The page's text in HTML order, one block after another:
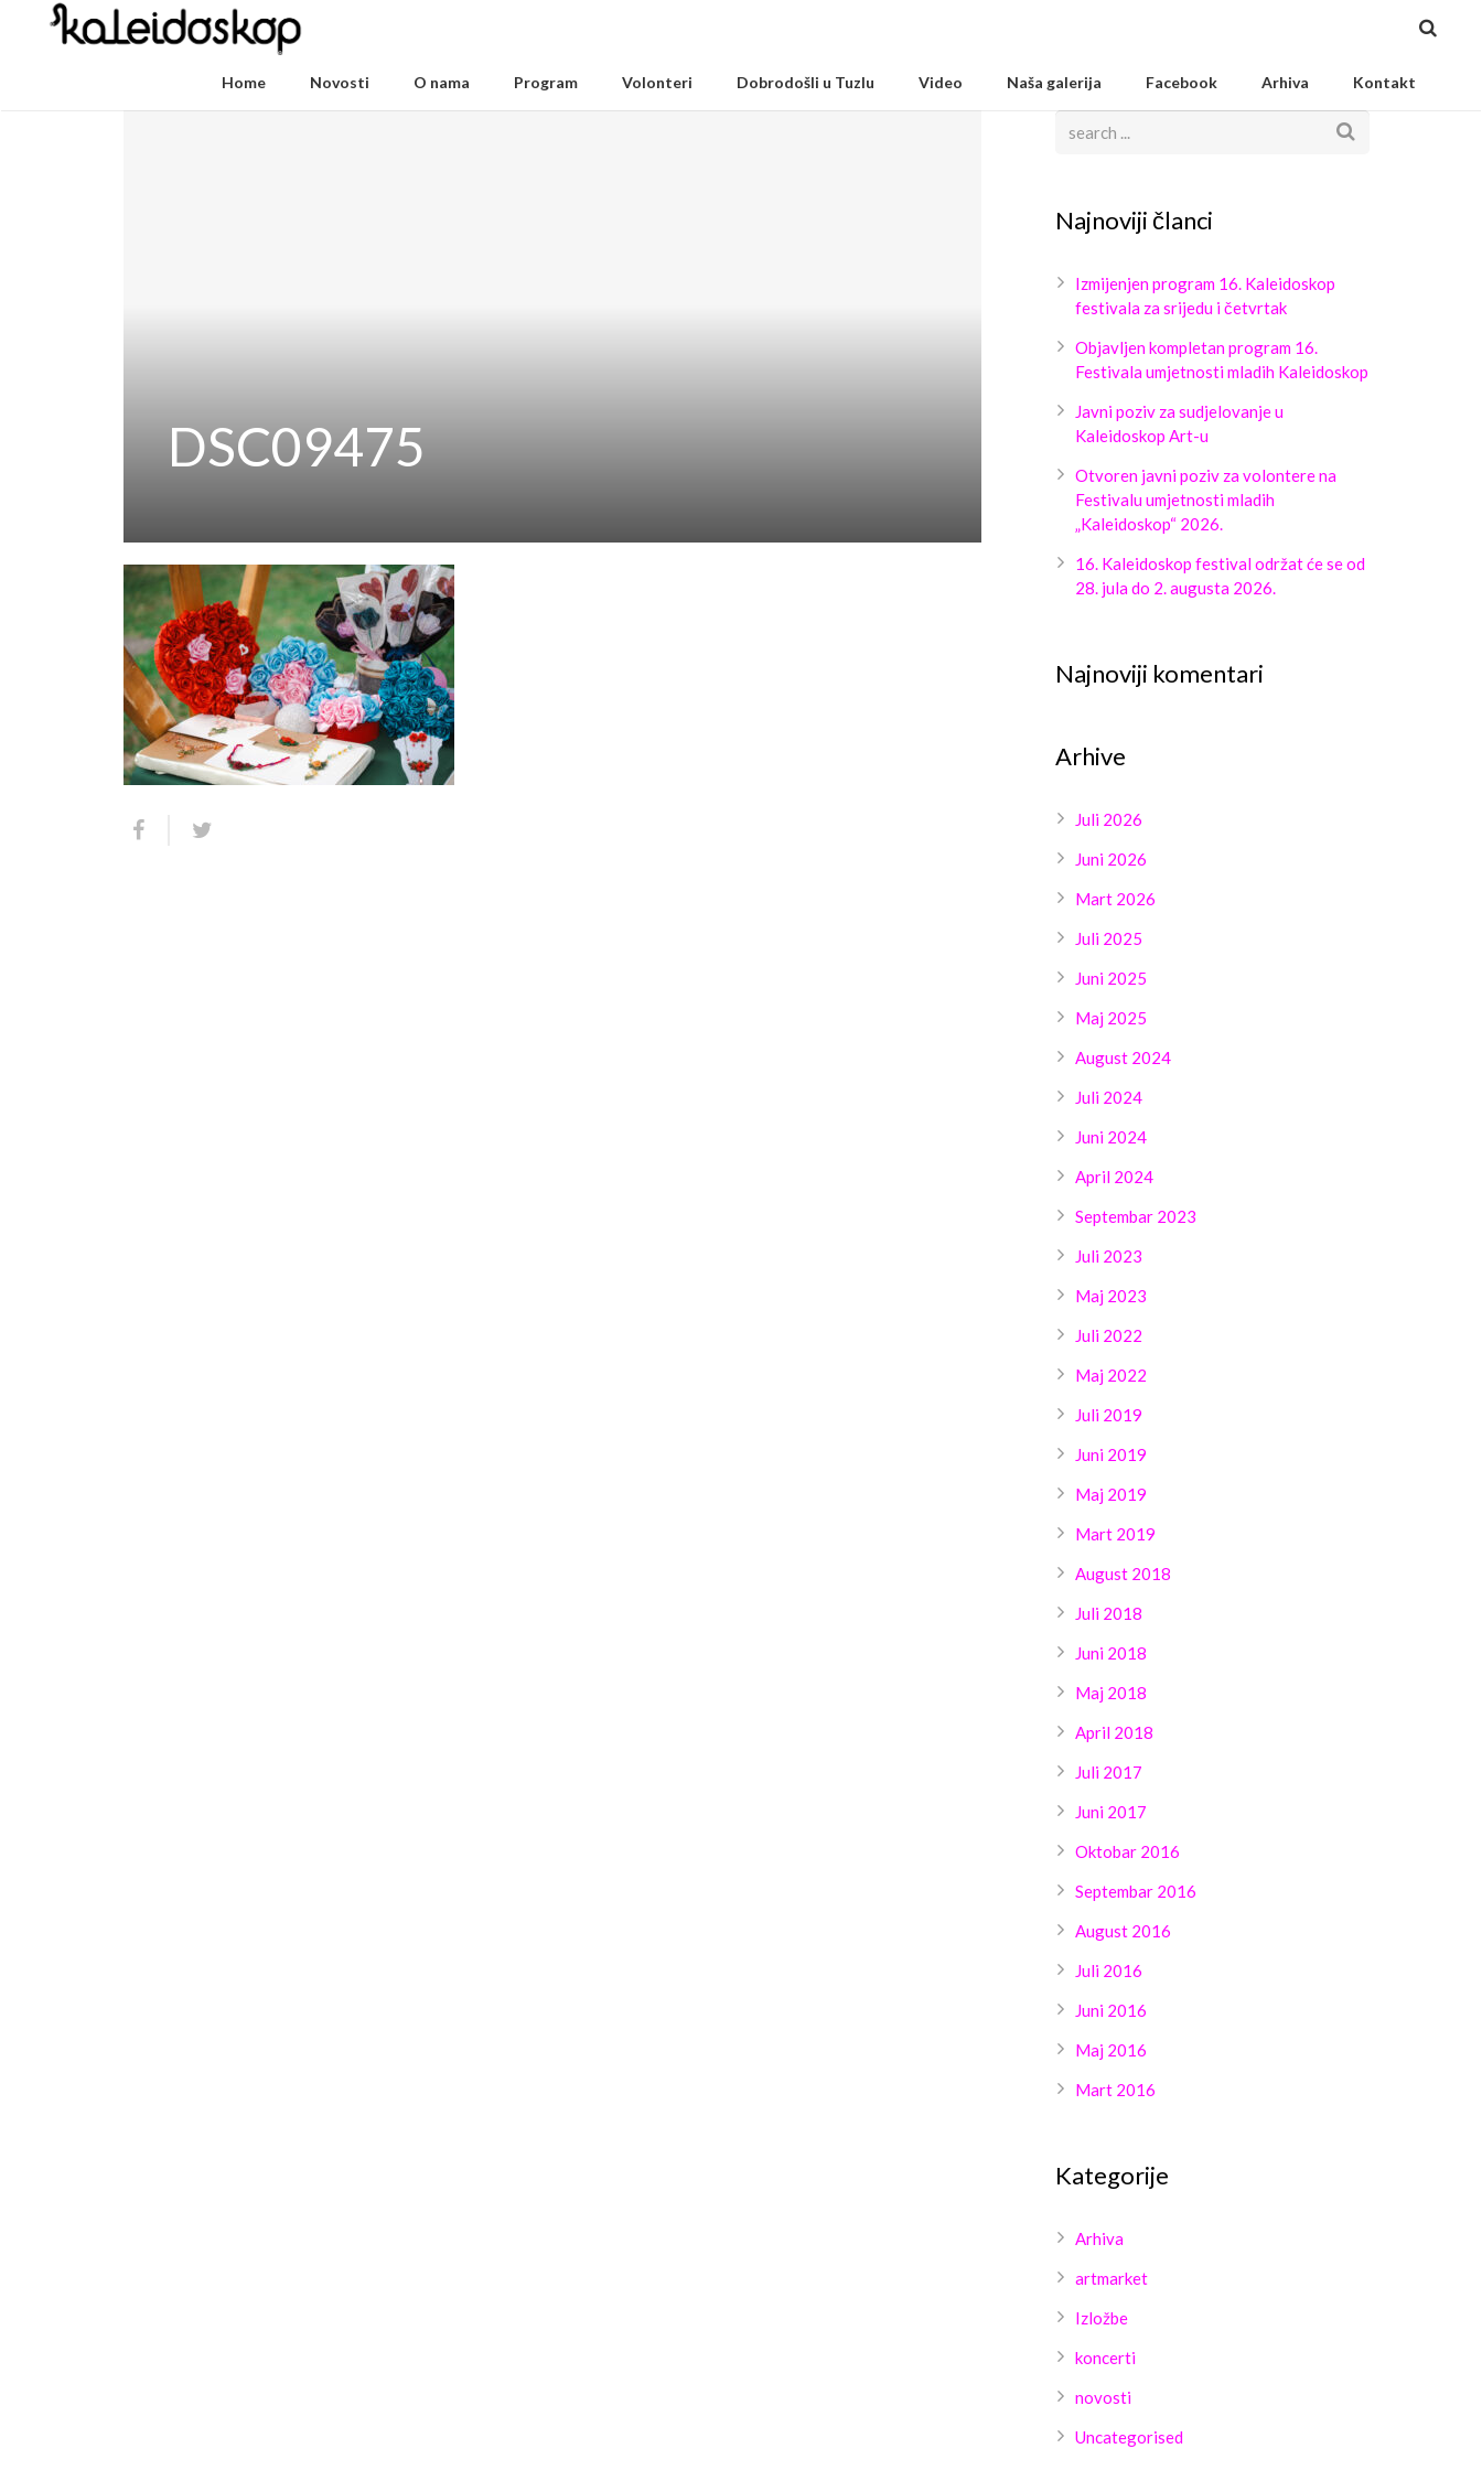
Home Novosti O nama Program Volonteri Dobrodošli u Tuzlu Video Naša galerija Facebook Arhiva Kontakt
DSC09475
Najnoviji članci
Izmijenjen program 16. Kaleidoskop
festivala za srijedu i četvrtak
Objavljen kompletan program 16.
Festivala umjetnosti mladih Kaleidoskop
Javni poziv za sudjelovanje u
Kaleidoskop Art-u
Otvoren javni poziv za volontere na
Festivalu umjetnosti mladih
„Kaleidoskop“ 2026.
16. Kaleidoskop festival održat će se od
28. jula do 2. augusta 2026.
Najnoviji komentari
Arhive
Juli 2026
Juni 2026
Mart 2026
Juli 2025
Juni 2025
Maj 2025
August 2024
Juli 2024
Juni 2024
April 2024
Septembar 2023
Juli 2023
Maj 2023
Juli 2022
Maj 2022
Juli 2019
Juni 2019
Maj 2019
Mart 2019
August 2018
Juli 2018
Juni 2018
Maj 2018
April 2018
Juli 2017
Juni 2017
Oktobar 2016
Septembar 2016
August 2016
Juli 2016
Juni 2016
Maj 2016
Mart 2016
Kategorije
Arhiva
artmarket
Izložbe
koncerti
novosti
Uncategorised